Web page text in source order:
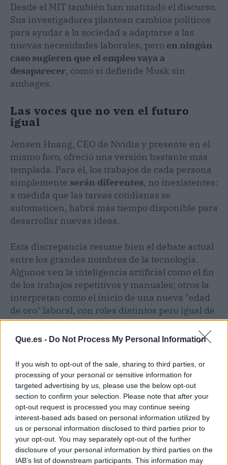
Que.es - Do Not Process My Personal Information
If you wish to opt-out of the sale, sharing to third parties, or
processing of your personal or sensitive information for
targeted advertising by us, please use the below opt-out
section to confirm your selection. Please note that after your
opt-out request is processed you may continue seeing
interest-based ads based on personal information utilized by
us or personal information disclosed to third parties prior to
your opt-out. You may separately opt-out of the further
disclosure of your personal information by third parties on the
IAB’s list of downstream participants. This information may
Desde el MIT también han matizado el discurso.
Sus investigadores plantean cambios políticos
para ayudar a la sociedad a adaptarse a las
nuevas necesidades laborales, pero en ningún
caso sugieren que el empleo vaya a
desaparecer, como sí defiende Musk sin
ambages.
Las voces que no ven el futuro
igual
Jensen Huang, CEO de Nvidia y presente en el
mismo foro, ofreció una versión bastante más
templada. Para él, los trabajos de cada persona
simplemente serán diferentes, no inexistentes:
a medida que las tareas cotidianas se
automaticen, habrá más tiempo disponible para
desarrollar nuevas ideas.
Esta discrepancia resume bien el debate actual
entre los grandes nombres de la tecnología.
Algunos ven la inteligencia artificial como el fin
de los trabajos repetitivos y manuales; otros la
interpretan como el inicio de una nueva "edad
de oro" laboral, con roles distintos pero igual de
necesarios que los actuales.